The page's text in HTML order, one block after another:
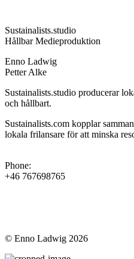
Sustainalists.studio
Hållbar Medieproduktion
Enno Ladwig
Petter Alke
Sustainalists.studio producerar
och hållbart.
Sustainalists.com kopplar
lokala frilansare för att minska
Phone:
+46 767698765
© Enno Ladwig 2026